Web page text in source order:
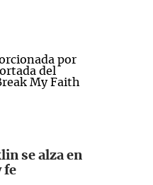
se alza en
fe